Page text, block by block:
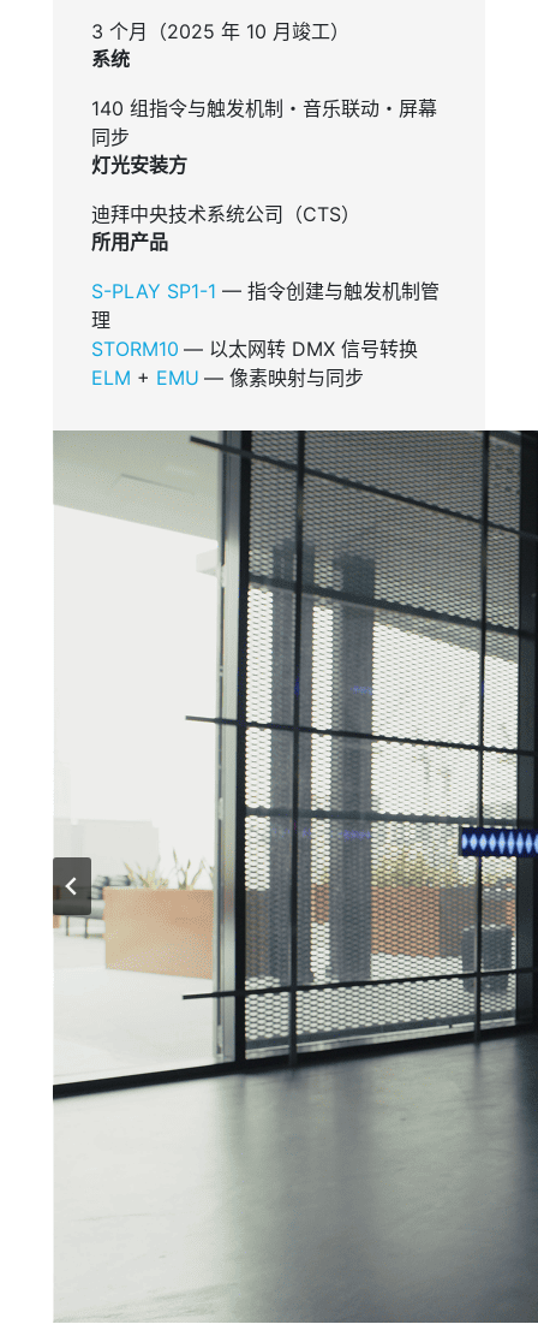
3 个月（2025 年 10 月竣工）
系统
140 组指令与触发机制・音乐联动・屏幕
同步
灯光安装方
迪拜中央技术系统公司（CTS）
所用产品
S-PLAY SP1-1 — 指令创建与触发机制管
理
STORM10 — 以太网转 DMX 信号转换
ELM + EMU — 像素映射与同步